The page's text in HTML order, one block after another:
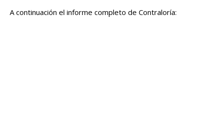
A continuación el informe completo de Contraloría: